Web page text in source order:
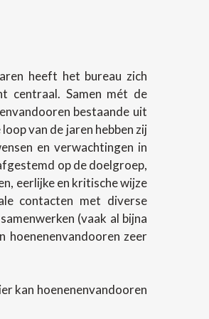
heeft het bureau zich
centraal. Samen mét de
bestaande uit
van de jaren hebben zij
en verwachtingen in
op de doelgroep,
eerlijke en kritische wijze
contacten met diverse
(vaak al bijna
hoenenenvandooren zeer
kan hoenenenvandooren